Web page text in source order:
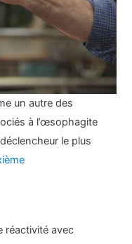
un autre des
à l’œsophagite
le plus
réactivité avec